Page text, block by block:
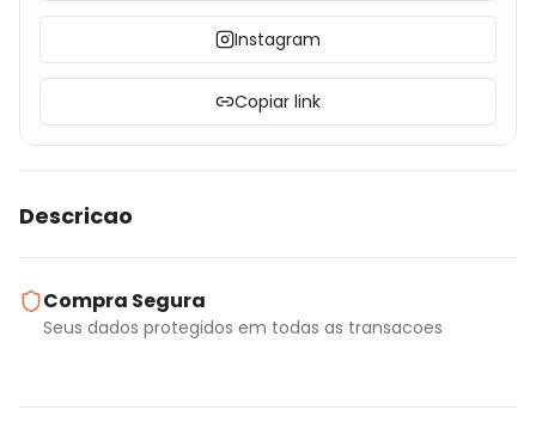
Instagram
Copiar link
Descricao
Compra Segura
Seus dados protegidos em todas as transacoes